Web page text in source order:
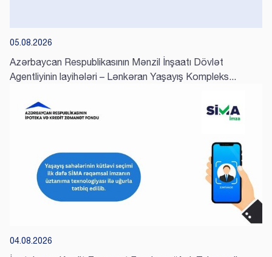
05.08.2026
Azərbaycan Respublikasının Mənzil İnşaatı Dövlət
Agentliyinin layihələri – Lənkəran Yaşayış Kompleks...
04.08.2026